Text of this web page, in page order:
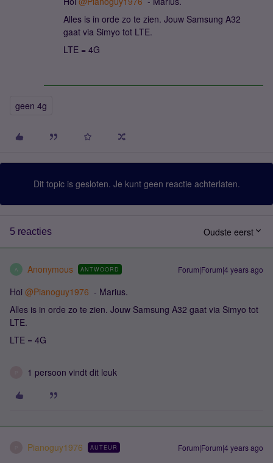
Alles is in orde zo te zien. Jouw Samsung A32
gaat via Simyo tot LTE.
LTE = 4G
geen 4g
Dit topic is gesloten. Je kunt geen reactie achterlaten.
5 reacties Oudste eerst
A Anonymous ANTWOORD Forum|Forum|4 years ago
Hoi @Pianoguy1976 - Marius.
Alles is in orde zo te zien. Jouw Samsung A32 gaat via Simyo tot
LTE.
LTE = 4G
1 persoon vindt dit leuk
Pianoguy1976 AUTEUR Forum|Forum|4 years ago